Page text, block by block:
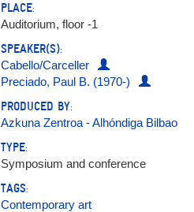
PLACE:
Auditorium, floor -1
SPEAKER(S):
Cabello/Carceller
Preciado, Paul B. (1970-)
PRODUCED BY:
Azkuna Zentroa - Alhóndiga Bilbao
TYPE:
Symposium and conference
TAGS:
Contemporary art